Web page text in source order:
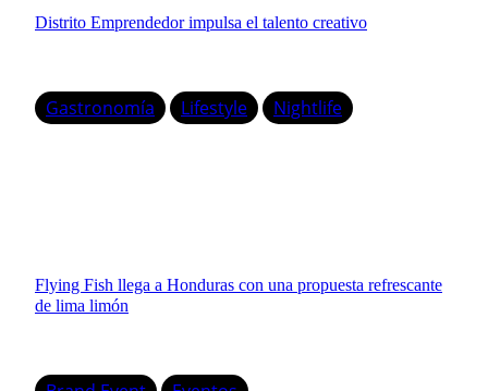
Distrito Emprendedor impulsa el talento creativo
Gastronomía Lifestyle Nightlife
Flying Fish llega a Honduras con una propuesta refrescante
de lima limón